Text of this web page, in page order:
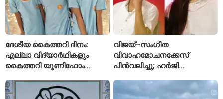
ദേശീയ കൈത്തറി ദിനം:
എല്ലാ വിദ്യാർഥികളും
കൈത്തറി യൂണിഫോം
സ്കൂൾ വേറിട്ട മാതൃക
വിജയ്–സംഗീത
വിവാഹമോചനക്കേസ്
പിൻവലിച്ചു; ഹർജി
അവസാനിപ്പിച്ച് കോടതി